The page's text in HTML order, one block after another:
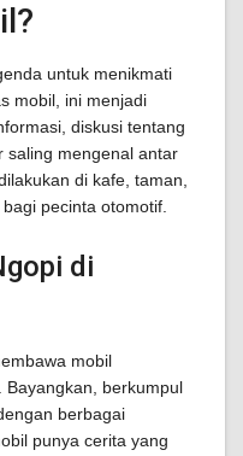
untuk menikmati
mobil, ini menjadi
diskusi tentang
saling mengenal antar
di kafe, taman,
pecinta otomotif.
di
mobil
Bayangkan, berkumpul
berbagai
punya cerita yang